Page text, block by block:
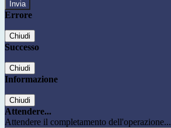
Errore
Chiudi
Successo
Chiudi
Informazione
Chiudi
Attendere...
Attendere il completamento dell'operazione...